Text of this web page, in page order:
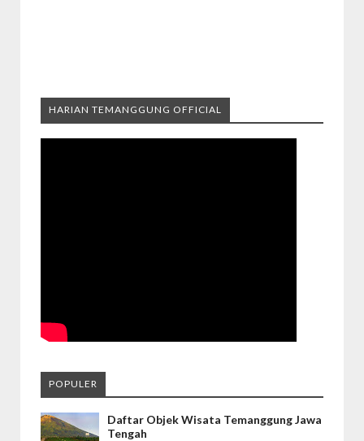
HARIAN TEMANGGUNG OFFICIAL
POPULER
Daftar Objek Wisata Temanggung Jawa
Tengah